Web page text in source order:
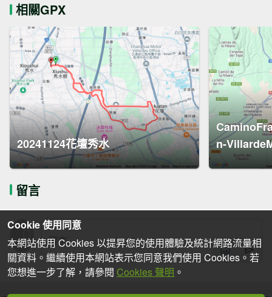
相關GPX
20241124花壇秀水
n-
留言
Cookie 使用同意
本網站使用 Cookies 以提昇您的使用體驗及統計網路流量相
關資料。繼續使用本網站表示您同意我們使用 Cookies。若
您想進一步了解，請參閱 Cookies 聲明 。